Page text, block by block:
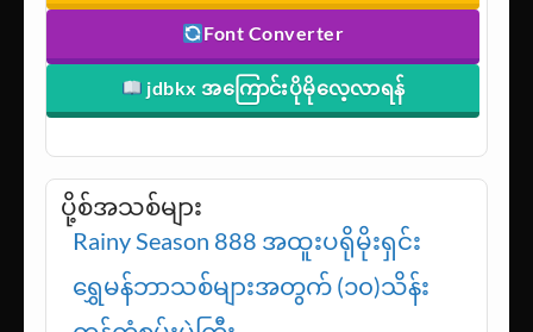
Sexy Models
ဆော့ဖ်ဝဲဒေါင်းရန်
jdbkx အကြောင်းပိုမိုလေ့လာရန်
ပို့စ်အသစ်များ